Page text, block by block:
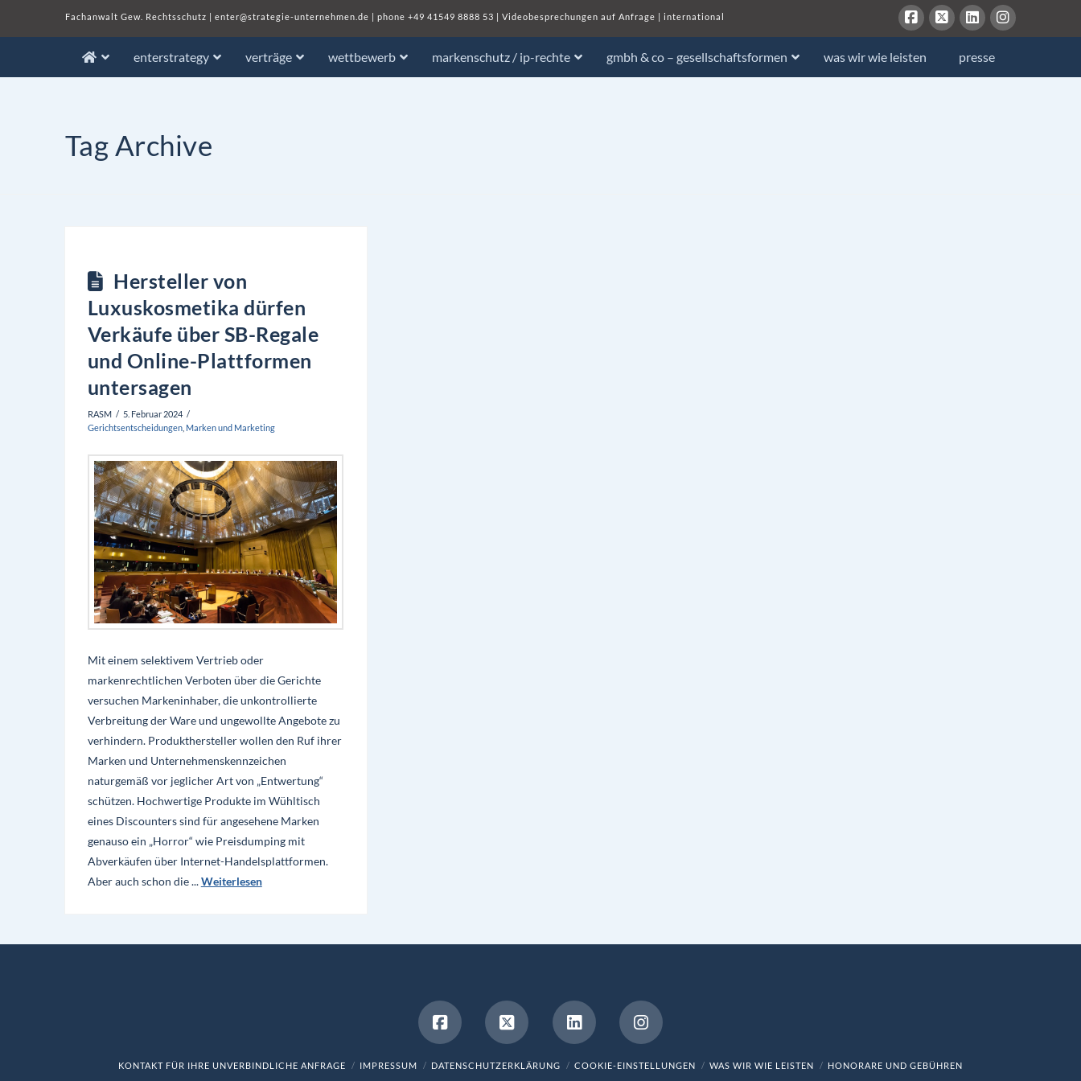
Fachanwalt Gew. Rechtsschutz | enter@strategie-unternehmen.de | phone +49 41549 8888 53 | Videobesprechungen auf Anfrage | international
enterstrategy verträge wettbewerb markenschutz / ip-rechte gmbh & co – gesellschaftsformen was wir wie leisten presse
Tag Archive
Hersteller von
Luxuskosmetika dürfen
Verkäufe über SB-Regale
und Online-Plattformen
untersagen
RASM
5. Februar 2024
Gerichtsentscheidungen, Marken und Marketing
Mit einem selektivem Vertrieb oder
markenrechtlichen Verboten über die Gerichte
versuchen Markeninhaber, die unkontrollierte
Verbreitung der Ware und ungewollte Angebote zu
verhindern. Produkthersteller wollen den Ruf ihrer
Marken und Unternehmenskennzeichen
naturgemäß vor jeglicher Art von „Entwertung“
schützen. Hochwertige Produkte im Wühltisch
eines Discounters sind für angesehene Marken
genauso ein „Horror“ wie Preisdumping mit
Abverkäufen über Internet-Handelsplattformen.
Aber auch schon die ...Weiterlesen
KONTAKT FÜR IHRE UNVERBINDLICHE ANFRAGE IMPRESSUM DATENSCHUTZERKLÄRUNG COOKIE-EINSTELLUNGEN WAS WIR WIE LEISTEN HONORARE UND GEBÜHREN